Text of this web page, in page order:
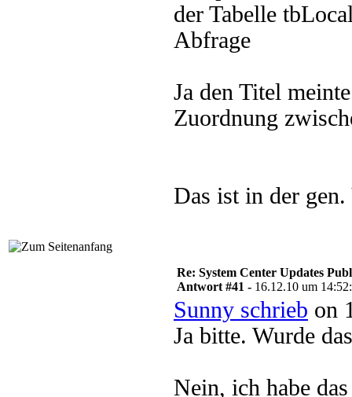
der Tabelle
Abfrage
Ja den Titel
Zuordnung
Das ist in der
Re: System Center Updates
Antwort #41 - 16.12.10 um
Sunny schrieb on
Ja bitte. Wurde
Nein, ich habe